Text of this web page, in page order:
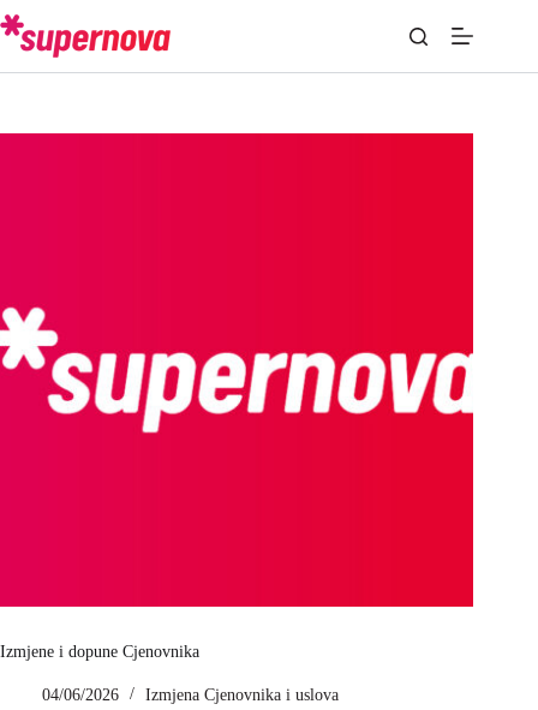
Izmjene i dopune Cjenovnika
04/06/2026 Izmjena Cjenovnika i uslova